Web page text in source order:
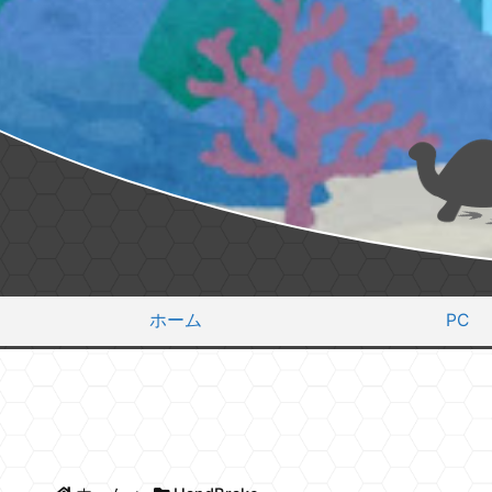
ホーム PC